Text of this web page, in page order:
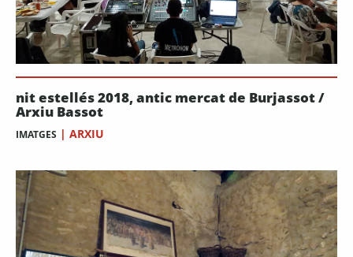
nit estellés 2018, antic mercat de Burjassot /
Arxiu Bassot
IMATGES | ARXIU